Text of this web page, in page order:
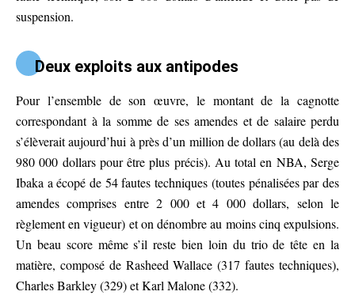
suspension.
Deux exploits aux antipodes
Pour l’ensemble de son œuvre, le montant de la cagnotte
correspondant à la somme de ses amendes et de salaire perdu
s’élèverait aujourd’hui à près d’un million de dollars (au delà des
980 000 dollars pour être plus précis). Au total en NBA, Serge
Ibaka a écopé de 54 fautes techniques (toutes pénalisées par des
amendes comprises entre 2 000 et 4 000 dollars, selon le
règlement en vigueur) et on dénombre au moins cinq expulsions.
Un beau score même s’il reste bien loin du trio de tête en la
matière, composé de Rasheed Wallace (317 fautes techniques),
Charles Barkley (329) et Karl Malone (332).